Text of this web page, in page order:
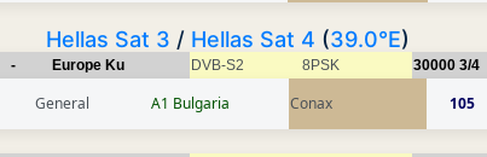
Hellas Sat 3 / Hellas Sat 4 (39.0°E)
- Europe Ku DVB-S2 8PSK 30000 3/4
General A1 Bulgaria Conax 105